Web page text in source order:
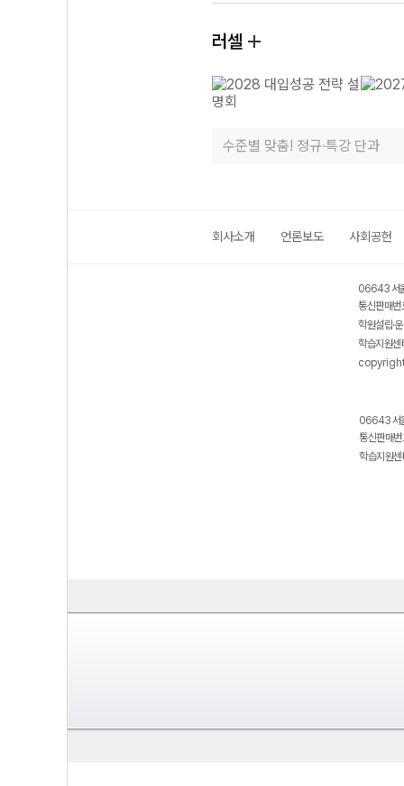
러셀
수준별 맞춤! 정규·특강 단과
회사소개 언론보도 사회공헌
06643 서
통신판매
학원설립·
학습지원
06643 서
통신판매
학습지원